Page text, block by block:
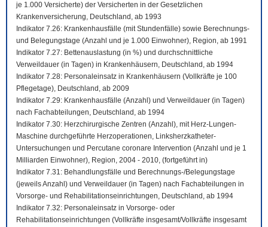
je 1.000 Versicherte) der Versicherten in der Gesetzlichen
Krankenversicherung, Deutschland, ab 1993
Indikator 7.26: Krankenhausfälle (mit Stundenfälle) sowie Berechnungs-
und Belegungstage (Anzahl und je 1.000 Einwohner), Region, ab 1991
Indikator 7.27: Bettenauslastung (in %) und durchschnittliche
Verweildauer (in Tagen) in Krankenhäusern, Deutschland, ab 1994
Indikator 7.28: Personaleinsatz in Krankenhäusern (Vollkräfte je 100
Pflegetage), Deutschland, ab 2009
Indikator 7.29: Krankenhausfälle (Anzahl) und Verweildauer (in Tagen)
nach Fachabteilungen, Deutschland, ab 1994
Indikator 7.30: Herzchirurgische Zentren (Anzahl), mit Herz-Lungen-
Maschine durchgeführte Herzoperationen, Linksherzkatheter-
Untersuchungen und Percutane coronare Intervention (Anzahl und je 1
Milliarden Einwohner), Region, 2004 - 2010, (fortgeführt in)
Indikator 7.31: Behandlungsfälle und Berechnungs-/Belegungstage
(jeweils Anzahl) und Verweildauer (in Tagen) nach Fachabteilungen in
Vorsorge- und Rehabilitationseinrichtungen, Deutschland, ab 1994
Indikator 7.32: Personaleinsatz in Vorsorge- oder
Rehabilitationseinrichtungen (Vollkräfte insgesamt/Vollkräfte insgesamt